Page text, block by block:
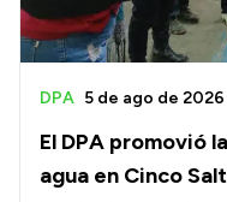
El DPA promovió
agua en Cinco
DPA 5 de ago de 2026